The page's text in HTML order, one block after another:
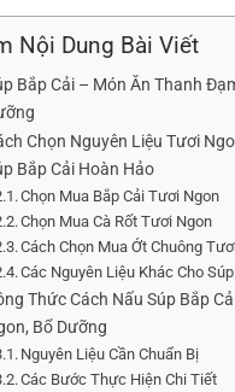
Nội Dung Bài Viết
Bắp Cải – Món Ăn Thanh
Chọn Nguyên Liệu Tươi
Bắp Cải Hoàn Hảo
Chọn Mua Bắp Cải Tươi Ngon
Chọn Mua Cà Rốt Tươi Ngon
Cách Chọn Mua Ớt Chuông
Các Nguyên Liệu Khác Cho
Thức Cách Nấu Súp Bắp
Bổ Dưỡng
Nguyên Liệu Cần Chuẩn Bị
Các Bước Thực Hiện Chi Tiết